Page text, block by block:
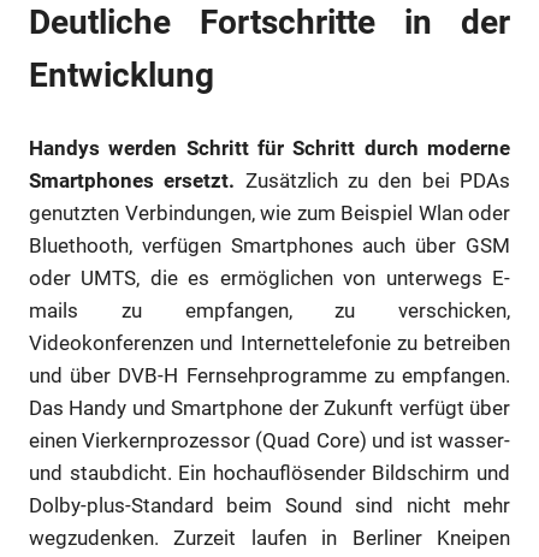
Deutliche Fortschritte in der
Entwicklung
Handys werden Schritt für Schritt durch moderne
Smartphones ersetzt. Zusätzlich zu den bei PDAs
genutzten Verbindungen, wie zum Beispiel Wlan oder
Bluethooth, verfügen Smartphones auch über GSM
oder UMTS, die es ermöglichen von unterwegs E-
mails zu empfangen, zu verschicken,
Videokonferenzen und Internettelefonie zu betreiben
und über DVB-H Fernsehprogramme zu empfangen.
Das Handy und Smartphone der Zukunft verfügt über
einen Vierkernprozessor (Quad Core) und ist wasser-
und staubdicht. Ein hochauflösender Bildschirm und
Dolby-plus-Standard beim Sound sind nicht mehr
wegzudenken. Zurzeit laufen in Berliner Kneipen